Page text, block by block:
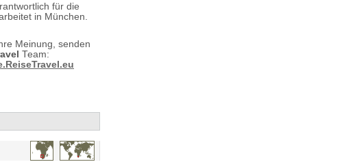
für die
in München.
Meinung, senden
Team: